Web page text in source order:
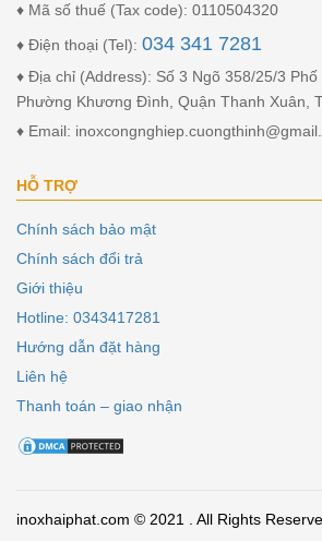
♦ Mã số thuế (Tax code): 0110504320
♦ Điện thoại (Tel): 034 341 7281
♦ Địa chỉ (Address): Số 3 Ngõ 358/25/3
Phường Khương Đình, Quận Thanh Xuân,
♦ Email:
HỖ TRỢ
Chính sách bảo mật
Chính sách đổi trả
Giới thiệu
Hotline: 0343417281
Hướng dẫn đặt hàng
Liên hệ
Thanh toán – giao nhận
inoxhaiphat.com © 2021 . All Rights